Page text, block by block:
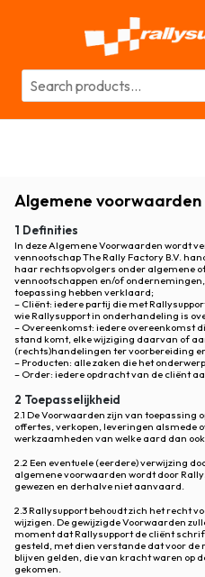
Rallysupport
Algemene voorwaarden
1 Definities
In deze Algemene Voorwaarden wordt
vennootschap The Rally Factory B.V.
haar rechtsopvolgers onder algemene
vennootschappen en/of
toepassing hebben verklaard;
– Cliënt: iedere partij die met
wie Rallysupport in onderhandeling is
– Overeenkomst: iedere overeenkomst
stand komt, elke wijziging daarvan of
(rechts)handelingen ter voorbereiding
– Producten: alle zaken die het
– Order: iedere opdracht van de cliënt
2 Toepasselijkheid
2.1 De Voorwaarden zijn van toepassing
offertes, verkopen, leveringen alsmede
werkzaamheden van welke aard dan
2.2 Een eventuele (eerdere) verwijzing
algemene voorwaarden wordt door
gewezen en derhalve niet aanvaard.
2.3 Rallysupport behoudt zich het recht
wijzigen. De gewijzigde Voorwaarden
moment dat Rallysupport de cliënt
gesteld, met dien verstande dat voor de
blijven gelden, die van kracht waren op
gekomen.